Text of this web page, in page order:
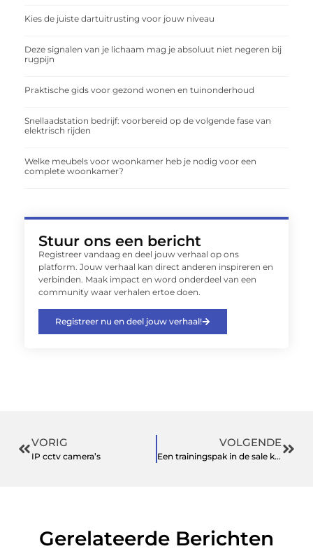
Kies de juiste dartuitrusting voor jouw niveau
Deze signalen van je lichaam mag je absoluut niet negeren bij
rugpijn
Praktische gids voor gezond wonen en tuinonderhoud
Snellaadstation bedrijf: voorbereid op de volgende fase van
elektrisch rijden
Welke meubels voor woonkamer heb je nodig voor een
complete woonkamer?
Stuur ons een bericht
Registreer vandaag en deel jouw verhaal op ons
platform. Jouw verhaal kan direct anderen inspireren en
verbinden. Maak impact en word onderdeel van een
community waar verhalen ertoe doen.
Registreer nu en deel jouw verhaal!
VORIG
IP cctv camera’s
VOLGENDE
Een trainingspak in de sale kopen? Dat doe je zó
Gerelateerde Berichten